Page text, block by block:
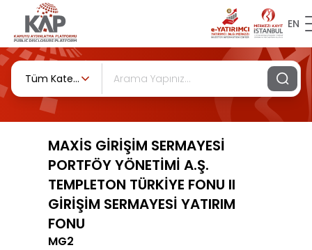
EN
Tüm Kategoriler
MAXİS GİRİŞİM SERMAYESİ
PORTFÖY YÖNETİMİ A.Ş.
TEMPLETON TÜRKİYE FONU II
GİRİŞİM SERMAYESİ YATIRIM
FONU
MG2